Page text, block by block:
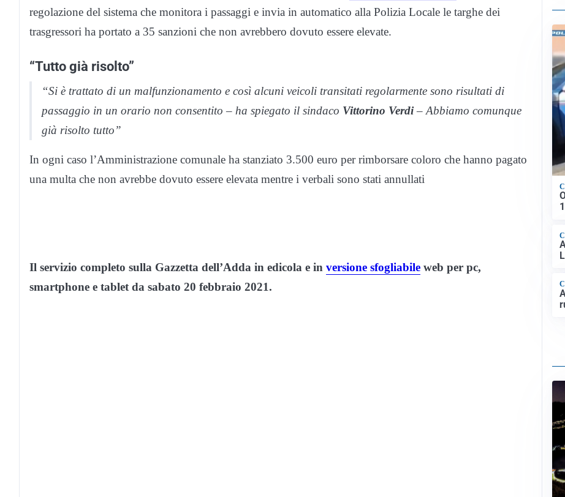
regolazione del sistema che monitora i passaggi e invia in automatico alla Polizia Locale le targhe dei
trasgressori ha portato a 35 sanzioni che non avrebbero dovuto essere elevate.
“Tutto già risolto”
“Si è trattato di un malfunzionamento e così alcuni veicoli transitati regolarmente sono risultati di
passaggio in un orario non consentito – ha spiegato il sindaco Vittorino Verdi– Abbiamo comunque
già risolto tutto”
In ogni caso l’Amministrazione comunale ha stanziato 3.500 euro per rimborsare coloro che hanno pagato
una multa che non avrebbe dovuto essere elevata mentre i verbali sono stati annullati
Il servizio completo sulla Gazzetta dell’Adda in edicola e in versione sfogliabile web per pc,
smartphone e tablet da sabato 20 febbraio 2021.